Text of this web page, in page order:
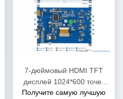
7-дюймовый HDMI TFT
дисплей 1024*600 точек
HDM интерфейс 6 часов
Получите самую лучшую